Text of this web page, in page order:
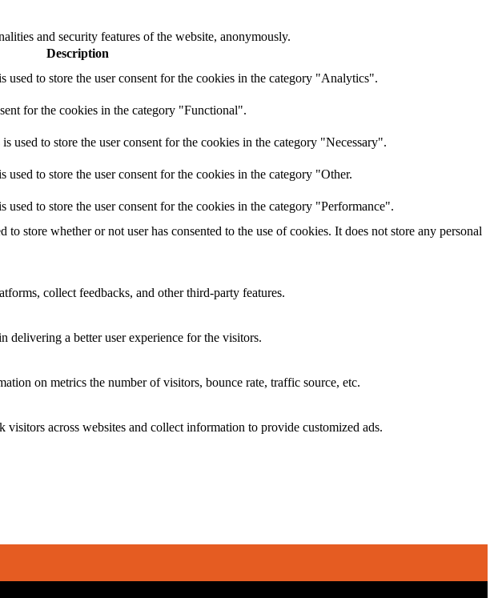
and security features of the website, anonymously.
Description
to store the user consent for the cookies in the category "Analytics".
for the cookies in the category "Functional".
to store the user consent for the cookies in the category "Necessary".
to store the user consent for the cookies in the category "Other.
to store the user consent for the cookies in the category "Performance".
store whether or not user has consented to the use of cookies. It does not store any personal
collect feedbacks, and other third-party features.
delivering a better user experience for the visitors.
on metrics the number of visitors, bounce rate, traffic source, etc.
across websites and collect information to provide customized ads.